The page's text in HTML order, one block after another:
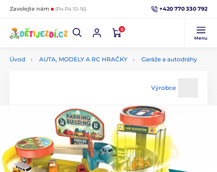
Zavolejte nám (Po-Pá 10-16) +420 770 330 792
0
Menu
Úvod AUTA, MODELY A RC HRAČKY Garáže a autodráhy
Výrobce